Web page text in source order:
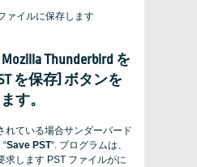
Thunderbird を
を保存] ボタンを
す。
れている場合サンダーバード
Save PST“. プログラムは、
求します PST ファイルがに